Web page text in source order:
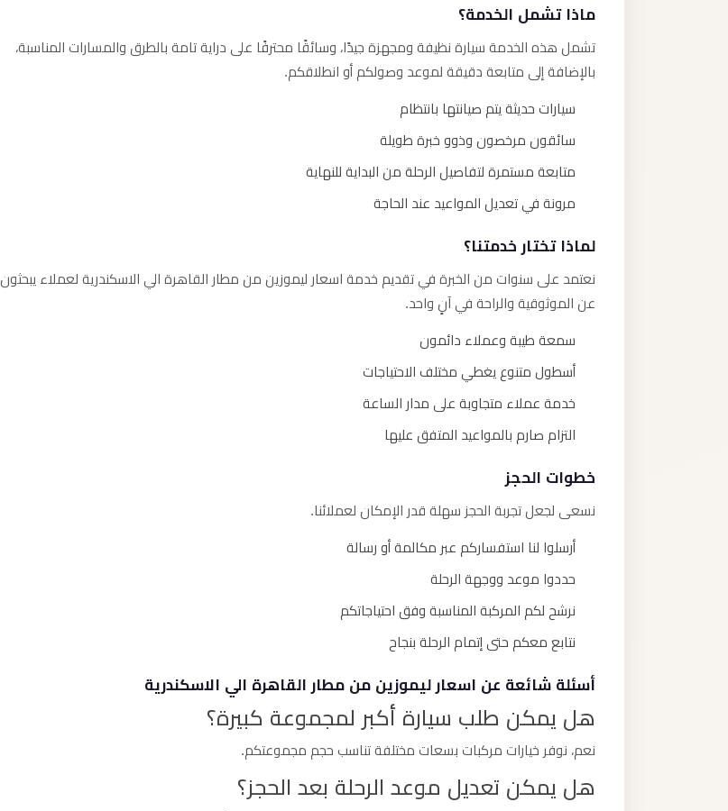
ماذا تشمل الخدمة؟
تشمل هذه الخدمة سيارة نظيفة ومجهزة جيدًا، وسائقًا محترفًا على دراية تامة بالطرق والمسارات المناسبة،
بالإضافة إلى متابعة دقيقة لموعد وصولكم أو انطلاقكم.
سيارات حديثة يتم صيانتها بانتظام
سائقون مرخصون وذوو خبرة طويلة
متابعة مستمرة لتفاصيل الرحلة من البداية للنهاية
مرونة في تعديل المواعيد عند الحاجة
لماذا تختار خدمتنا؟
نعتمد على سنوات من الخبرة في تقديم خدمة اسعار ليموزين من مطار القاهرة الي الاسكندرية لعملاء يبحثون
عن الموثوقية والراحة في آنٍ واحد.
سمعة طيبة وعملاء دائمون
أسطول متنوع يغطي مختلف الاحتياجات
خدمة عملاء متجاوبة على مدار الساعة
التزام صارم بالمواعيد المتفق عليها
خطوات الحجز
نسعى لجعل تجربة الحجز سهلة قدر الإمكان لعملائنا.
أرسلوا لنا استفساركم عبر مكالمة أو رسالة
حددوا موعد ووجهة الرحلة
نرشح لكم المركبة المناسبة وفق احتياجاتكم
نتابع معكم حتى إتمام الرحلة بنجاح
أسئلة شائعة عن اسعار ليموزين من مطار القاهرة الي الاسكندرية
هل يمكن طلب سيارة أكبر لمجموعة كبيرة؟
نعم، نوفر خيارات مركبات بسعات مختلفة تناسب حجم مجموعتكم.
هل يمكن تعديل موعد الرحلة بعد الحجز؟